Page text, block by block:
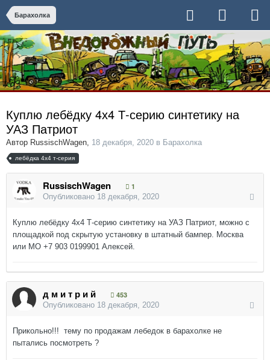
Барахолка
Куплю лебёдку 4х4 Т-серию синтетику на
УАЗ Патриот
Автор RussischWagen, 18 декабря, 2020 в Барахолка
лебёдка 4х4 т-серия
RussischWagen
1
Опубликовано 18 декабря, 2020
Куплю лебёдку 4х4 Т-серию синтетику на УАЗ Патриот, можно с
площадкой под скрытую установку в штатный бампер. Москва
или МО +7 903 0199901 Алексей.
д м и т р и й
453
Опубликовано 18 декабря, 2020
Прикольно!!! тему по продажам лебедок в барахолке не
пытались посмотреть ?